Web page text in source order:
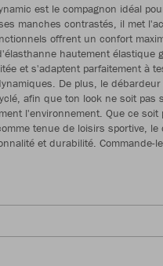
est le compagnon idéal
manches contrastés, il met
offrent un confort
hautement élastique
et s'adaptent parfaitement à
De plus, le
afin que ton look ne soit pas
l'environnement. Que ce
tenue de loisirs sportive,
et durabilité. Commande-